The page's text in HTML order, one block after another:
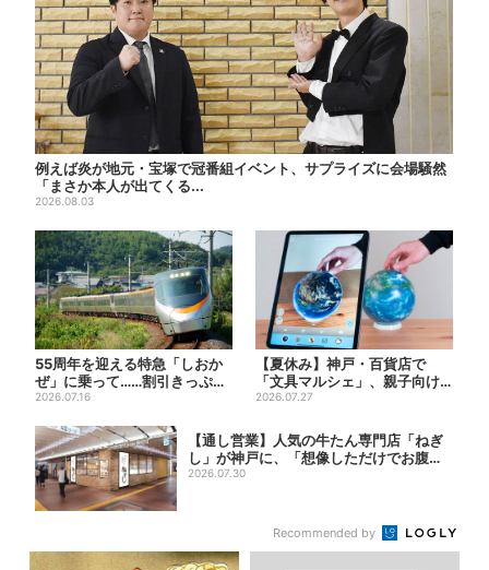
例えば炎が地元・宝塚で冠番組イベント、サプライズに会場騒然
「まさか本人が出てくる...
2026.08.03
55周年を迎える特急「しおか
ぜ」に乗って……割引きっぷ
で、松山・道後温泉と南予を...
2026.07.16
【夏休み】神戸・百貨店で
「文具マルシェ」、親子向け
工作は自由研究にも！入場無
2026.07.27
【通し営業】人気の牛たん専門店「ねぎ
し」が神戸に、「想像しただけでお腹空
く…」S...
2026.07.30
Recommended by